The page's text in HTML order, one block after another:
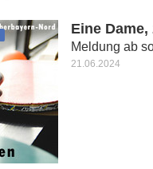
Eine Dame,
Meldung ab
21.06.2024